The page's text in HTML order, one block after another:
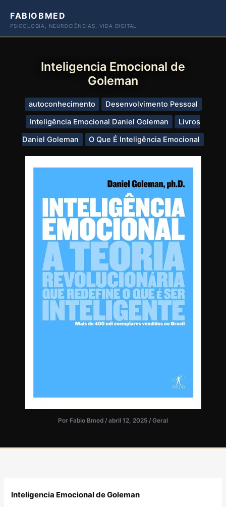
paraFABIOBMED
PSICOLOGIA, NEUROCIÊNCIAS, VIDA DIGITAL
Inteligencia Emocional de
Goleman
autoconhecimento
Desenvolvimento Pessoal
Inteligência Emocional Daniel Goleman
Livros
Daniel Goleman
O Que É Inteligência Emocional
Por Fabio Bmed / abril 12, 2025 / Geral
Inteligencia Emocional de Goleman